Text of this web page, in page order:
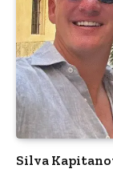
Silva